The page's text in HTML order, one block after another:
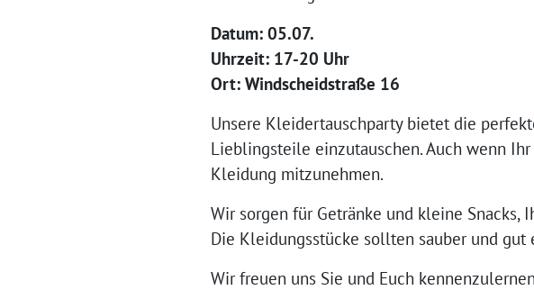
Datum: 05.07.
Uhrzeit: 17-20 Uhr
Ort: Windscheidstraße 16
Unsere Kleidertauschparty bietet die
Lieblingsteile einzutauschen. Auch wenn
Kleidung mitzunehmen.
Wir sorgen für Getränke und kleine Snacks,
Die Kleidungsstücke sollten sauber und gut
Wir freuen uns Sie und Euch